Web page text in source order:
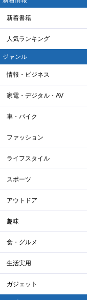
新着書籍
人気ランキング
ジャンル
情報・ビジネス
家電・デジタル・AV
車・バイク
ファッション
ライフスタイル
スポーツ
アウトドア
趣味
食・グルメ
生活実用
ガジェット